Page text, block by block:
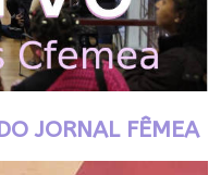
JORNAL FÊMEA